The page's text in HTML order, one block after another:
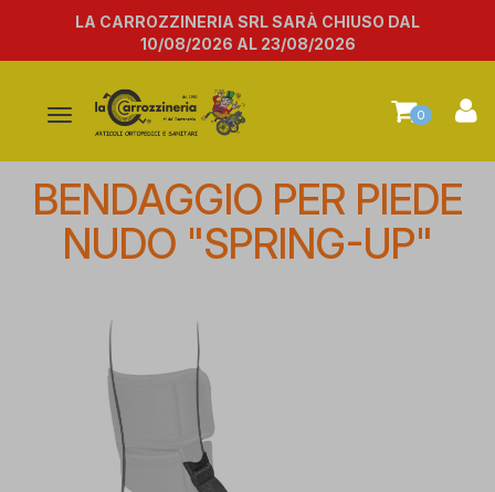
LA CARROZZINERIA SRL SARÀ CHIUSO DAL
10/08/2026 AL 23/08/2026
Attiva/disattiva
navigazione
0
BENDAGGIO PER PIEDE
NUDO "SPRING-UP"